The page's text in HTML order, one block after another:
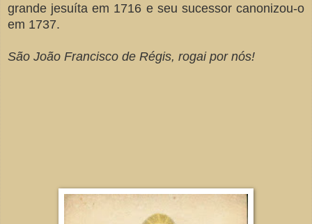
grande jesuíta em 1716 e seu sucessor canonizou-o
em 1737.
São João Francisco de Régis, rogai por nós!